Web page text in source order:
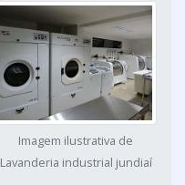
Imagem ilustrativa de
Lavanderia industrial jundiaí